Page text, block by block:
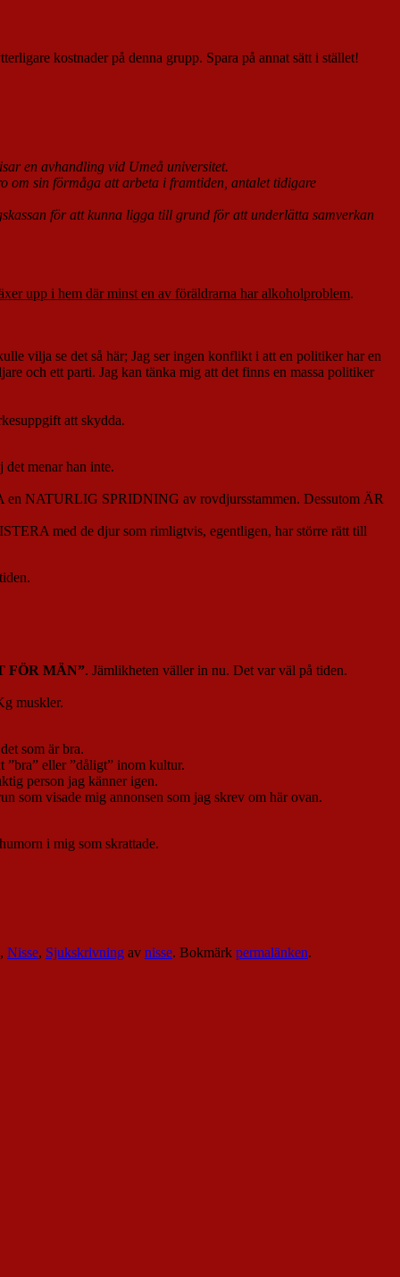
kostnader på denna grupp. Spara på annat sätt i stället!
en avhandling vid Umeå universitet.
om sin förmåga att arbeta i framtiden, antalet tidigare
för att kunna ligga till grund för att underlätta samverkan
upp i hem där minst en av föräldrarna har alkoholproblem.
vilja se det så här; Jag ser ingen konflikt i att en politiker har en
och ett parti. Jag kan tänka mig att det finns en massa politiker
att skydda.
menar han inte.
en NATURLIG SPRIDNING av rovdjursstammen. Dessutom ÄR
med de djur som rimligtvis, egentligen, har större rätt till
FÖR MÄN”. Jämlikheten väller in nu. Det var väl på tiden.
muskler.
som är bra.
”bra” eller ”dåligt” inom kultur.
person jag känner igen.
som visade mig annonsen som jag skrev om här ovan.
i mig som skrattade.
, Nisse, Sjukskrivning av nisse. Bokmärk permalänken.